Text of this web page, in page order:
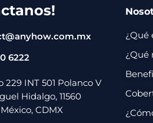
6222
229 INT 501 Polanco V
Hidalgo, 11560
CDMX
¿Qué
¿Qué